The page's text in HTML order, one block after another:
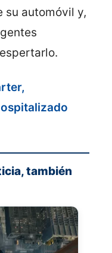
su automóvil y,
también